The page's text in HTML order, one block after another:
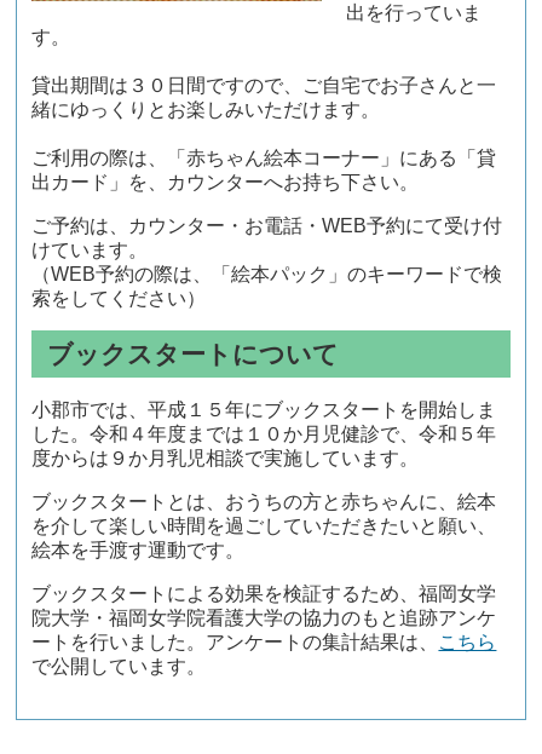
出を行っていま
す。
貸出期間は３０日間ですので、ご自宅でお子さんと一
緒にゆっくりとお楽しみいただけます。
ご利用の際は、「赤ちゃん絵本コーナー」にある「貸
出カード」を、カウンターへお持ち下さい。
ご予約は、カウンター・お電話・WEB予約にて受け付
けています。
（WEB予約の際は、「絵本パック」のキーワードで検
索をしてください）
ブックスタートについて
小郡市では、平成１５年にブックスタートを開始しま
した。令和４年度までは１０か月児健診で、令和５年
度からは ９か月乳児相談で実施しています。
ブックスタートとは、おうちの方と赤ちゃんに、絵本
を介して楽しい時間を過ごしていただきたいと願い、
絵本を手渡す運動です。
ブックスタートによる効果を検証するため、福岡女学
院大学・福岡女学院看護大学の協力のもと追跡アンケ
ートを行いました。アンケートの集計結果は、 こちら
で公開しています。